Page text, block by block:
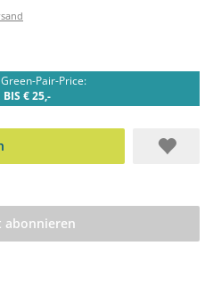
Pair-Price:
BIS € 25,-
abonnieren